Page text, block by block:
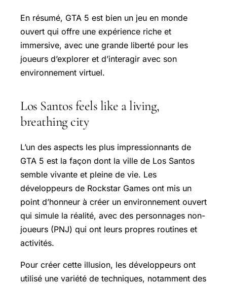
En résumé, GTA 5 est bien un jeu en monde
ouvert qui offre une expérience riche et
immersive, avec une grande liberté pour les
joueurs d’explorer et d’interagir avec son
environnement virtuel.
Los Santos feels like a living,
breathing city
L’un des aspects les plus impressionnants de
GTA 5 est la façon dont la ville de Los Santos
semble vivante et pleine de vie. Les
développeurs de Rockstar Games ont mis un
point d’honneur à créer un environnement ouvert
qui simule la réalité, avec des personnages non-
joueurs (PNJ) qui ont leurs propres routines et
activités.
Pour créer cette illusion, les développeurs ont
utilisé une variété de techniques, notamment des